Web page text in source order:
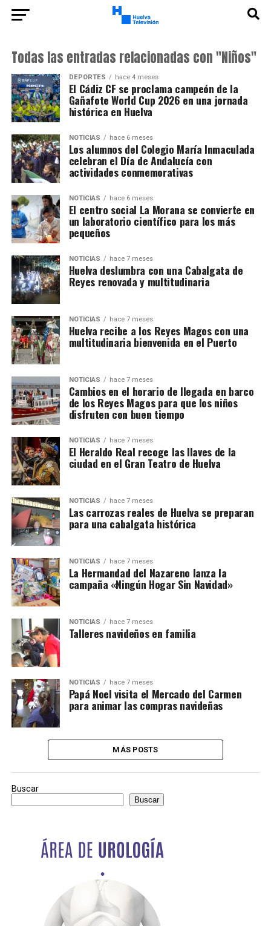
Todas las entradas relacionadas con "Niños"
DEPORTES hace 4 meses
El Cádiz CF se proclama campeón de la
Gañafote World Cup 2026 en una jornada
histórica en Huelva
NOTICIAS hace 6 meses
Los alumnos del Colegio María Inmaculada
celebran el Día de Andalucía con
actividades conmemorativas
NOTICIAS hace 6 meses
El centro social La Morana se convierte en
un laboratorio científico para los más
pequeños
NOTICIAS hace 7 meses
Huelva deslumbra con una Cabalgata de
Reyes renovada y multitudinaria
NOTICIAS hace 7 meses
Huelva recibe a los Reyes Magos con una
multitudinaria bienvenida en el Puerto
NOTICIAS hace 7 meses
Cambios en el horario de llegada en barco
de los Reyes Magos para que los niños
disfruten con buen tiempo
NOTICIAS hace 7 meses
El Heraldo Real recoge las llaves de la
ciudad en el Gran Teatro de Huelva
NOTICIAS hace 7 meses
Las carrozas reales de Huelva se preparan
para una cabalgata histórica
NOTICIAS hace 7 meses
La Hermandad del Nazareno lanza la
campaña «Ningún Hogar Sin Navidad»
NOTICIAS hace 7 meses
Talleres navideños en familia
NOTICIAS hace 7 meses
Papá Noel visita el Mercado del Carmen
para animar las compras navideñas
MÁS POSTS
Buscar
Buscar